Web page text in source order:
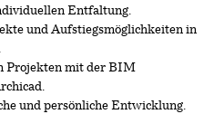
Entfaltung.
und Aufstiegsmöglichkeiten in
Projekten mit der BIM
und persönliche Entwicklung.